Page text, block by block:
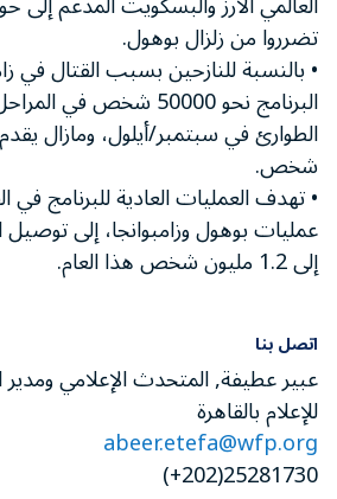
تضرروا من زلزال بوهول.
• بالنسبة للنازحين بسبب القتال في
البرنامج نحو 50000 شخص
شخص.
• تهدف العمليات العادية للبرنامج في
عمليات بوهول وزامبوانجا، إلى
إلى 1.2 مليون شخص هذا العام.
اتصل بنا
عبير عطيفة, المتحدث الإعلامي ومدير
للإعلام بالقاهرة
abeer.etefa@wfp.org
25281730(202+)